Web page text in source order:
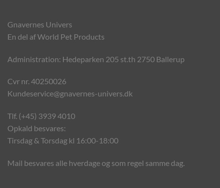
Gnavernes Univers
En del af World Pet Products
Administration: Hedeparken 205 st.th 2750 Ballerup
Cvr nr. 40250026
Kundeservice@gnavernes-univers.dk
Tlf. (+45) 3939 4010
Opkald besvares:
Tirsdag & Torsdag kl 16:00-18:00
Mail besvares alle hverdage og som regel samme dag.